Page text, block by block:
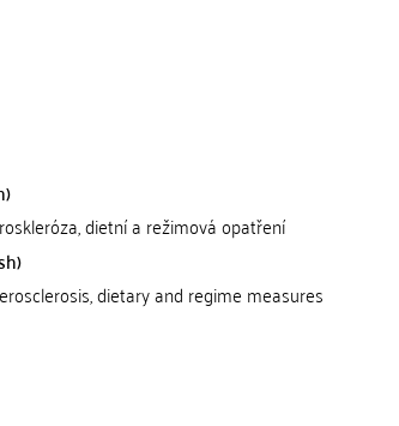
dietní a režimová opatření
dietary and regime measures